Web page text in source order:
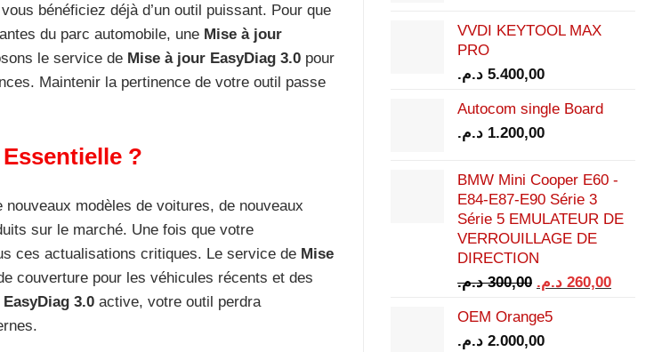
bénéficiez déjà d’un outil puissant. Pour que
du parc automobile, une Mise à jour
le service de Mise à jour EasyDiag 3.0 pour
Maintenir la pertinence de votre outil passe
?
modèles de voitures, de nouveaux
sur le marché. Une fois que votre
ces actualisations critiques. Le service de Mise
couverture pour les véhicules récents et des
3.0 active, votre outil perdra
VVDI KEYTOOL MAX
PRO
5.400,00 د.م.
Autocom single Board
1.200,00 د.م.
BMW Mini Cooper E60 -
E84-E87-E90 Série 3
Série 5 EMULATEUR DE
VERROUILLAGE DE
DIRECTION
300,00 د.م.
Le
initial
était :
260,00 د.م.
Le
OEM Orange5
2.000,00 د.م.